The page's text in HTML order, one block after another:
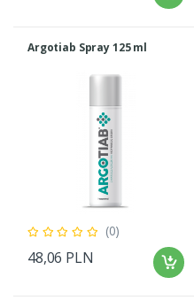
Argotiab Spray 125 ml
(0)
48,06 PLN